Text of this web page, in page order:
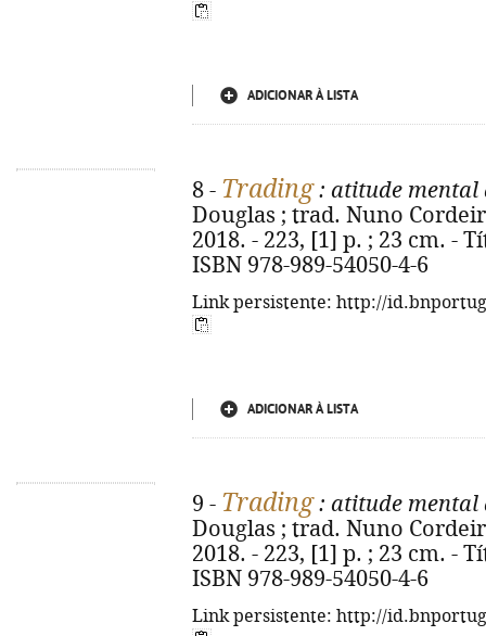
ADICIONAR À LISTA
8 - Trading: atitude mental
Douglas ; trad. Nuno
2018. - 223, [1] p. ; 23 cm. -
ISBN 978-989-54050-4-6
Link persistente: http://
ADICIONAR À LISTA
9 - Trading: atitude mental
Douglas ; trad. Nuno
2018. - 223, [1] p. ; 23 cm. -
ISBN 978-989-54050-4-6
Link persistente: http://